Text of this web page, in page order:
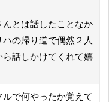
とは話したことなか
の帰り道で偶然２人
話しかけてくれて嬉
で何やったか覚えて